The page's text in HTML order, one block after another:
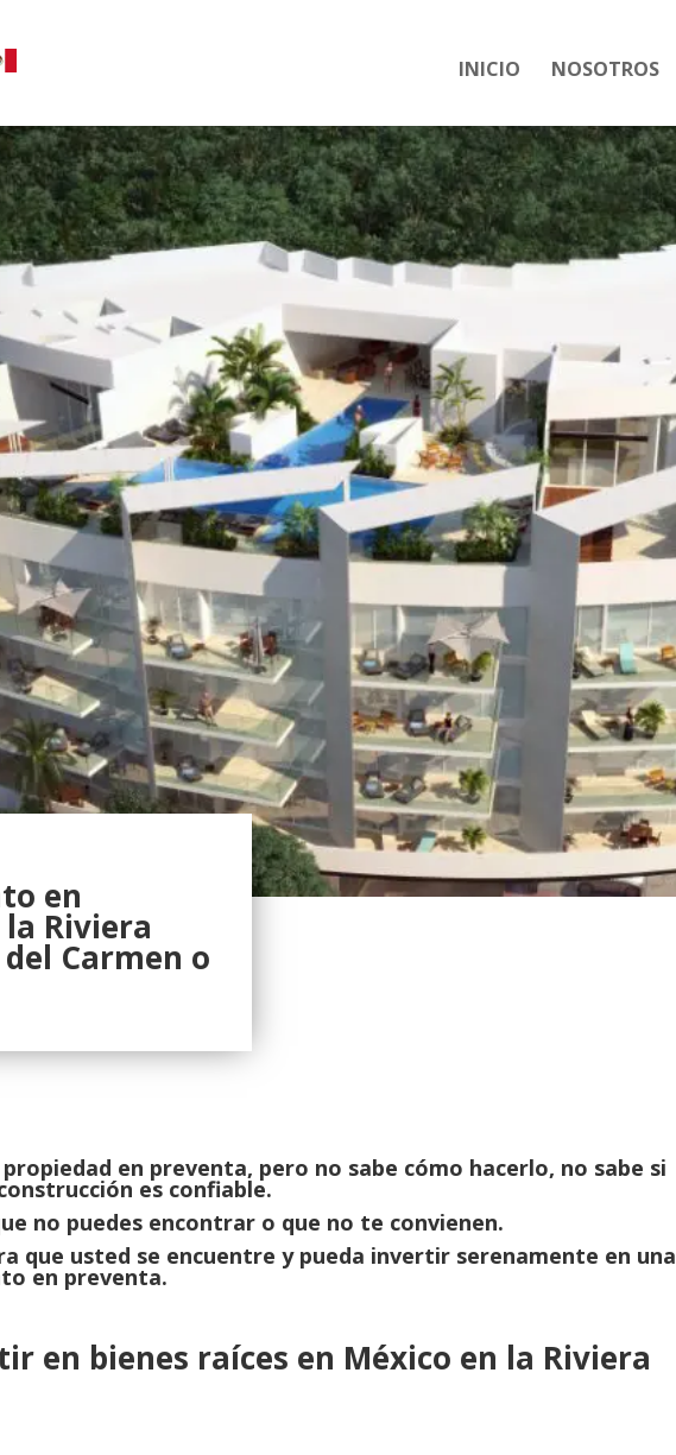
INICIO NOSOTROS
en
Riviera
Carmen o
en preventa, pero no sabe cómo hacerlo, no sabe si
es confiable.
no puedes encontrar o que no te convienen.
que usted se encuentre y pueda invertir serenamente en una
en preventa.
en bienes raíces en México en la Riviera